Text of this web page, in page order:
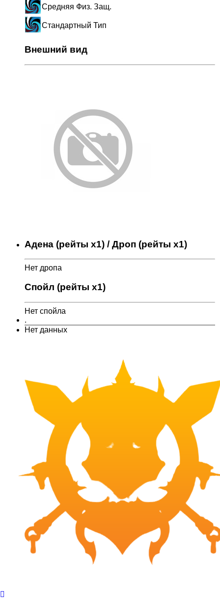
Средняя Физ. Защ.
Стандартный Тип
Внешний вид
Адена (рейты x1) / Дроп (рейты x1)
Нет дропа
Спойл (рейты x1)
Нет спойла
.
Нет данных